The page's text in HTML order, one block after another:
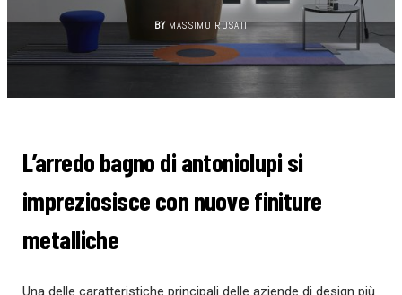
BY MASSIMO ROSATI
L’arredo bagno di antoniolupi si
impreziosisce con nuove finiture
metalliche
Una delle caratteristiche principali delle aziende di design più